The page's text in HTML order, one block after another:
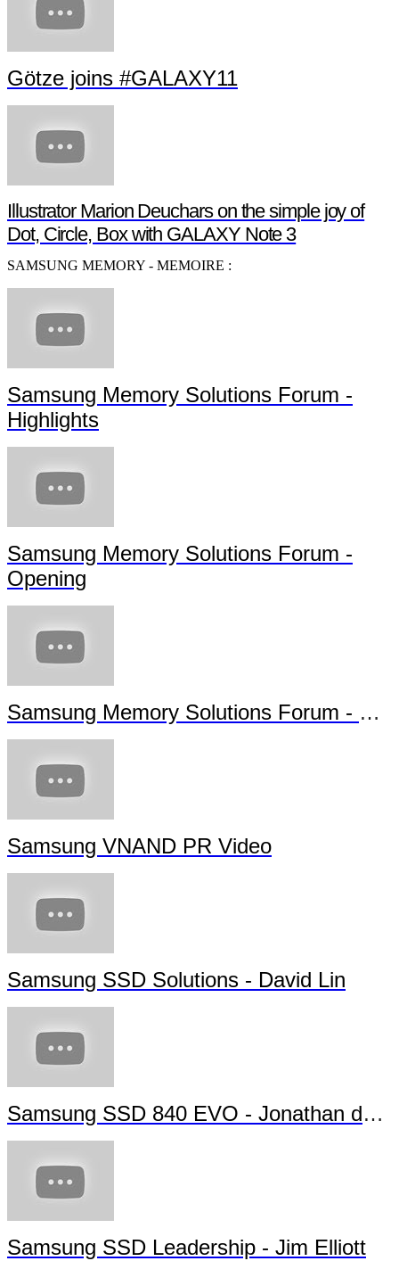
Götze joins #GALAXY11
Illustrator Marion Deuchars on the simple joy of
Dot, Circle, Box with GALAXY Note 3
SAMSUNG MEMORY - MEMOIRE :
Samsung Memory Solutions Forum -
Highlights
Samsung Memory Solutions Forum -
Opening
Samsung Memory Solutions Forum - Future Technology
Samsung VNAND PR Video
Samsung SSD Solutions - David Lin
Samsung SSD 840 EVO - Jonathan da Silva
Samsung SSD Leadership - Jim Elliott